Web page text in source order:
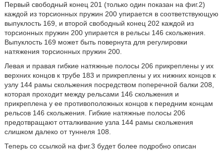
Первый свободный конец 201 (только один показан на фиг.2)
каждой из торсионных пружин 200 упирается в соответствующую
выпуклость 169, и второй свободный конец 202 каждой из
торсионных пружин 200 упирается в рельсы 146 скольжения.
Выпуклость 169 может быть повернута для регулировки
натяжения торсионных пружин 200.
Левая и правая гибкие натяжные полосы 206 прикреплены у их
верхних концов к трубе 183 и прикреплены у их нижних концов к
узлу 144 рамы скольжения посредством поперечной балки 208,
которая проходит между рельсами 146 скольжения и
прикреплена у ее противоположных концов к передним концам
рельсов 146 скольжения. Гибкие натяжные полосы 206
предотвращают отталкивание узла 144 рамы скольжения
слишком далеко от туннеля 108.
Теперь со ссылкой на фиг.3 будет более подробно описан